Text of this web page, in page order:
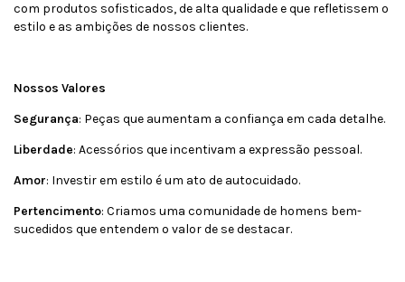
com produtos sofisticados, de alta qualidade e que refletissem o
estilo e as ambições de nossos clientes.
Nossos Valores
Segurança: Peças que aumentam a confiança em cada detalhe.
Liberdade: Acessórios que incentivam a expressão pessoal.
Amor: Investir em estilo é um ato de autocuidado.
Pertencimento: Criamos uma comunidade de homens bem-
sucedidos que entendem o valor de se destacar.